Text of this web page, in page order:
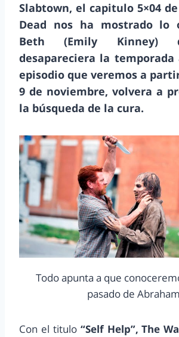
Slabtown, el capitulo 5×04
Dead nos ha mostrado lo
Beth (Emily Kinney)
desapareciera la
episodio que veremos a
9 de noviembre, volvera a
la búsqueda de la cura.
Todo apunta a que
pasado de Abraham
Con el titulo “Self Help”, The